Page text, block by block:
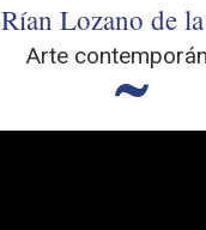
Rían Lozano de
Arte